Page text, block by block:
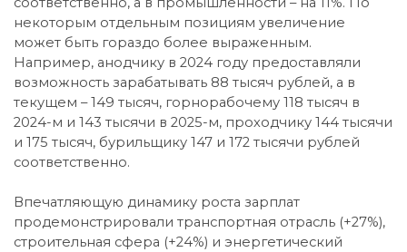
некоторым отдельным позициям увеличение
может быть гораздо более выраженным.
Например, анодчику в 2024 году предоставляли
возможность зарабатывать 88 тысяч рублей, а в
текущем – 149 тысяч, горнорабочему 118 тысяч в
2024-м и 143 тысячи в 2025-м, проходчику 144 тысячи
и 175 тысяч, бурильщику 147 и 172 тысячи рублей
соответственно.
Впечатляющую динамику роста зарплат
продемонстрировали транспортная отрасль (+27%),
строительная сфера (+24%) и энергетический